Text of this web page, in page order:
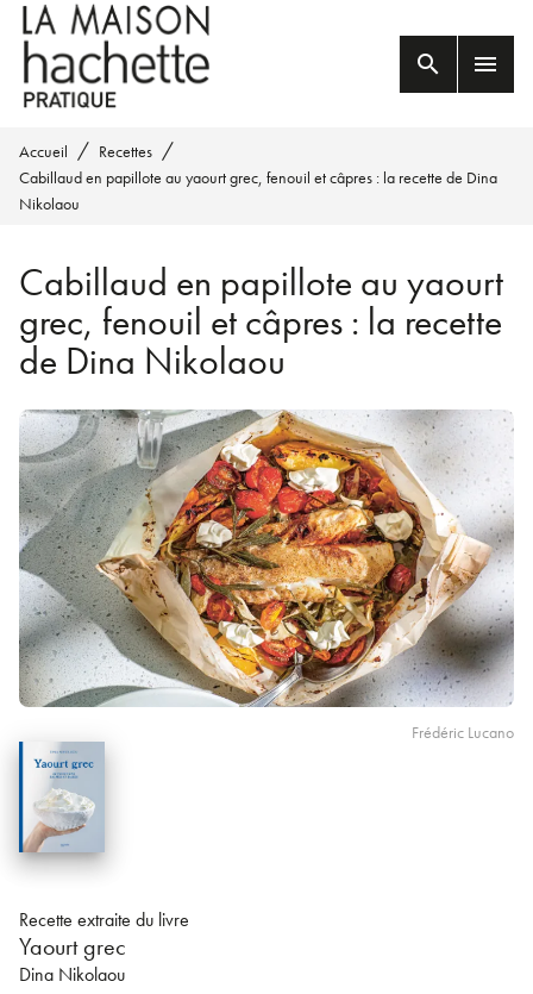
MENU RECHERCHE
PIED DE PAGE
search menu
Accueil / Recettes /
Cabillaud en papillote au yaourt grec, fenouil et câpres : la recette de Dina
Nikolaou
Cabillaud en papillote au yaourt
grec, fenouil et câpres : la recette
de Dina Nikolaou
Frédéric Lucano
Recette extraite du livre
Yaourt grec
Dina Nikolaou